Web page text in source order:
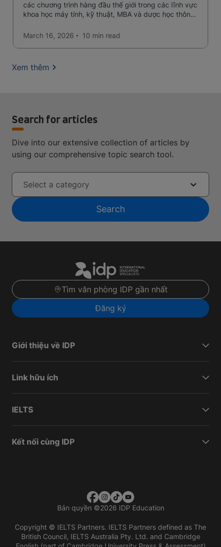
các chương trình hàng đầu thế giới trong các lĩnh vực
khoa học máy tính, kỹ thuật, MBA và dược học thông
hút sinh viên quốc tế tìm kiếm nền giáo dục chất
lượng cao.
March 16, 2026 10 min read
Xem thêm
Search for articles
Dive into our extensive collection of articles by
using our comprehensive topic search tool.
Select a category
Search
Tìm văn phòng IDP gần nhất
Đăng ký
Giới thiệu về IDP
Link hữu ích
IELTS
Kết nối cùng IDP
Bản quyền ©2026 IDP Education
Copyright © IELTS Partners. IELTS Partners defined as The
British Council, IELTS Australia Pty. Ltd. and Cambridge